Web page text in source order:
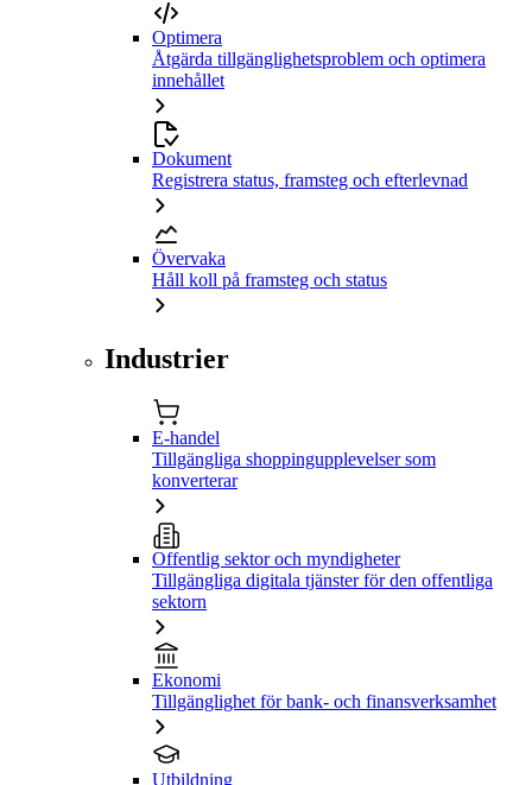
Optimera
Åtgärda tillgänglighetsproblem och optimera
innehållet
Dokument
Registrera status, framsteg och efterlevnad
Övervaka
Håll koll på framsteg och status
Industrier
E-handel
Tillgängliga shoppingupplevelser som
konverterar
Offentlig sektor och myndigheter
Tillgängliga digitala tjänster för den offentliga
sektorn
Ekonomi
Tillgänglighet för bank- och finansverksamhet
Utbildning